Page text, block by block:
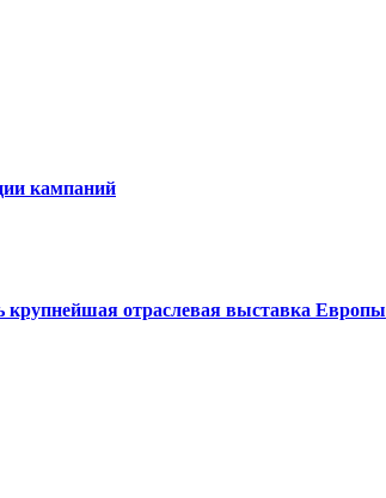
кампаний
отраслевая выставка Европы